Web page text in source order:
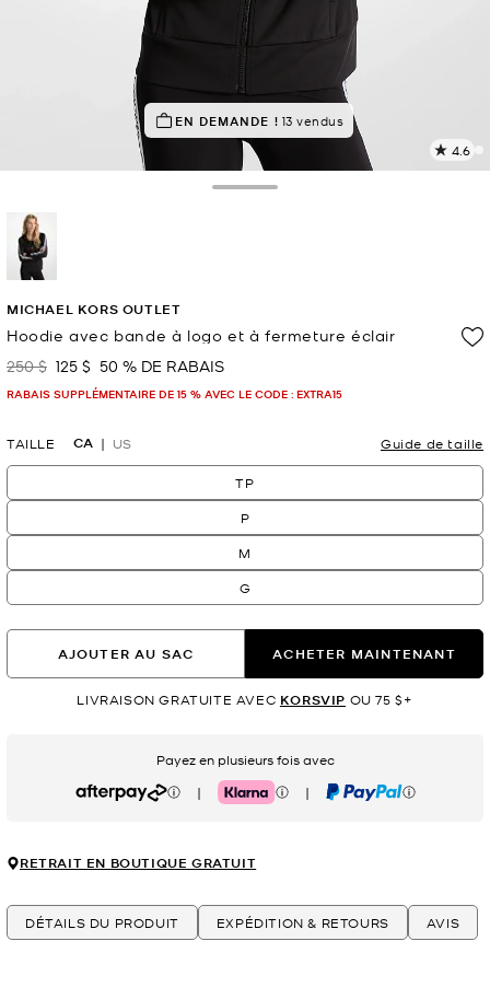
À SUCCÈS!Classé 5 étoiles par 87 % des clients
EN DEMANDE ! 13 vendus
4.6
MICHAEL KORS OUTLET
Hoodie avec bande à logo et à fermeture éclair
était
250 $ maintenant
125 $ 50 % DE RABAIS
RABAIS SUPPLÉMENTAIRE DE 15 % AVEC LE CODE : EXTRA15
TAILLE CA US Guide de taille
TP
P
M
G
AJOUTER AU SAC ACHETER MAINTENANT
LIVRAISON GRATUITE AVEC KORSVIP OU 75 $+
Payez en plusieurs fois avec
Afterpay | Klarna | PayPal
RETRAIT EN BOUTIQUE GRATUIT
DÉTAILS DU PRODUIT EXPÉDITION & RETOURS AVIS